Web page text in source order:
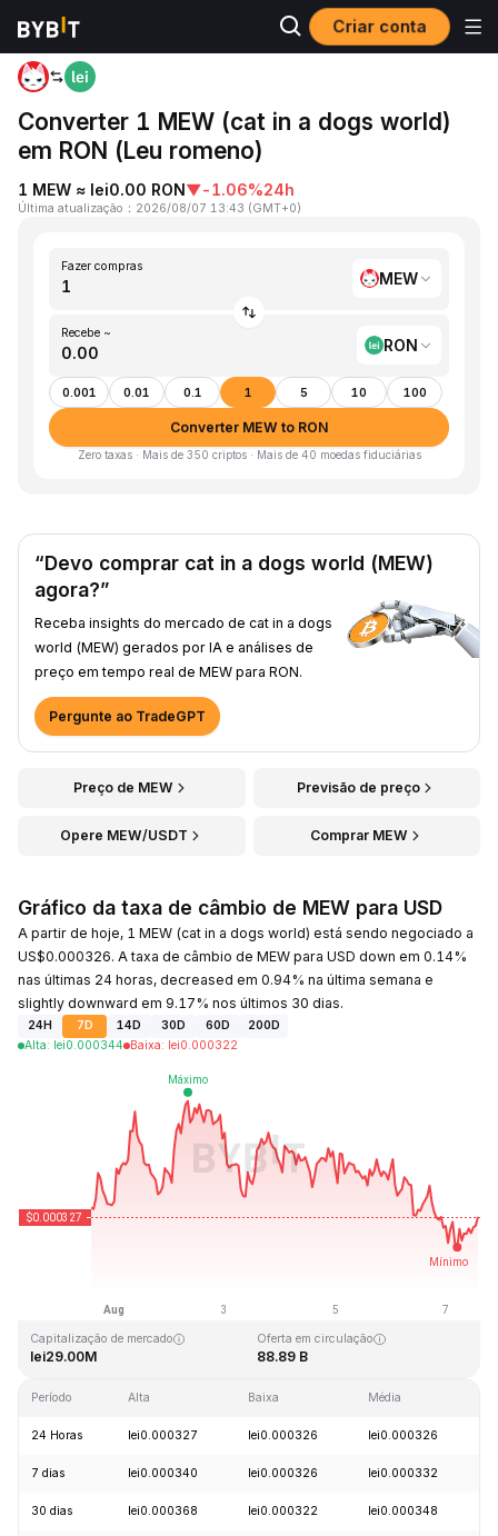
Criar conta
Página inicial
Converter 1 MEW (cat in a dogs world)
em RON (Leu romeno)
1 MEW ≈ lei0.00 RON▼-1.06%24h
Última atualização ： 2026/08/07 13:43 (GMT+0)
Fazer compras
MEW
Recebe ~
RON
0.001 0.01 0.1 1 5 10 100
Converter MEW to RON
Zero taxas · Mais de 350 criptos · Mais de 40 moedas fiduciárias
“Devo comprar cat in a dogs world (MEW)
agora?”
Receba insights do mercado de cat in a dogs
world (MEW) gerados por IA e análises de
preço em tempo real de MEW para RON.
Pergunte ao TradeGPT
Preço de MEW Previsão de preço
Opere MEW/USDT Comprar MEW
Gráfico da taxa de câmbio de MEW para USD
A partir de hoje, 1 MEW (cat in a dogs world) está sendo negociado a
US$0.000326. A taxa de câmbio de MEW para USD down em 0.14%
nas últimas 24 horas, decreased em 0.94% na última semana e
slightly downward em 9.17% nos últimos 30 dias.
24H 7D 14D 30D 60D
200D
Alta: lei0.000344 Baixa: lei0.000322
lei0.012882 lei0.000314
Capitalização de mercado
lei29.00M
Oferta em circulação
88.89 B
Período Alta Baixa Média
24 Horas lei0.000327 lei0.000326 lei0.000326
7 dias lei0.000340 lei0.000326 lei0.000332
30 dias lei0.000368 lei0.000322 lei0.000348